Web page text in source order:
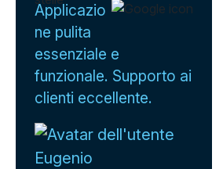
Applicazio
ne pulita
essenziale e
funzionale. Supporto ai
clienti eccellente.
Eugenio